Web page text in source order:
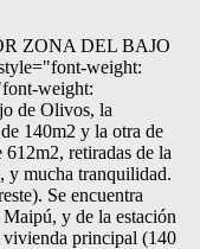
ZONA DEL BAJO
weight:
weight:
de Olivos, la
140m2 y la otra de
retiradas de la
y mucha tranquilidad.
Se encuentra
y de la estación
principal (140